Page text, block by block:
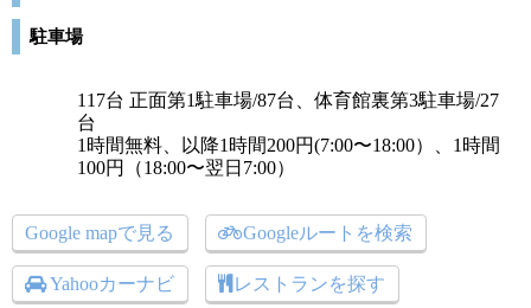
駐車場
117台 正面第1駐車場/87台、体育館裏第3駐車場/27
台
1時間無料、以降1時間200円(7:00〜18:00）、1時間
100円（18:00〜翌日7:00）
Google mapで見る Googleルートを検索
Yahooカーナビ レストランを探す